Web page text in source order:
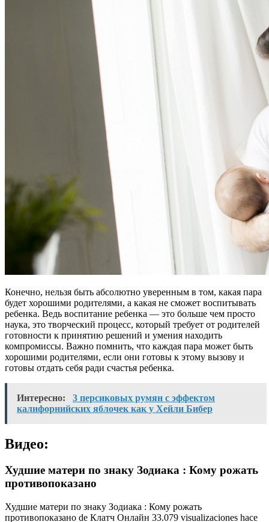
Конечно, нельзя быть абсолютно уверенным в том, какая пара
будет хорошими родителями, а какая не сможет воспитывать
ребенка. Ведь воспитание ребенка — это больше чем просто
наука, это творческий процесс, который требует от родителей
готовности к принятию решений и умения находить
компромиссы. Важно помнить, что каждая пара может быть
хорошими родителями, если они готовы к этому вызову и
готовы отдать себя ради счастья ребенка.
Интересно:
3 персиковых румян с эффектом
калифорнийских яблочек как у Хейли Бибер
Видео:
Худшие матери по знаку Зодиака : Кому рожать
противопоказано
Худшие матери по знаку Зодиака : Кому рожать
противопоказано de Клатч Онлайн 33.079 visualizaciones hace